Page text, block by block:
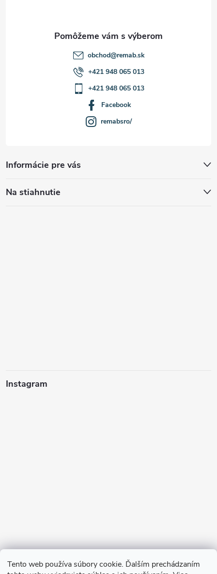
Tento web používa súbory cookie. Ďalším prechádzaním
Informácie pre vás
Na stiahnutie
Instagram
Sledovať na Instagrame
obchod@remab.sk
+421 948 065 013
+421 948 065 013
Facebook
remabsro/